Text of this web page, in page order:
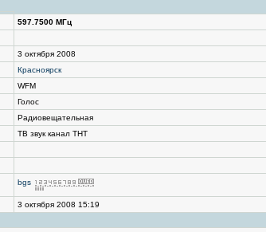
597.7500 МГц
3 октября 2008
Красноярск
WFM
Голос
Радиовещательная
ТВ звук канал ТНТ
bgs
3 октября 2008 15:19